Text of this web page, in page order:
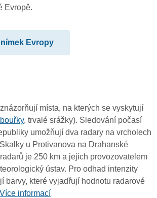
Evropě.
Evropy
místa, na kterých se vyskytují
bouřky, trvalé srážky). Sledování počasí
umožňují dva radary na vrcholech
u Protivanova na Drahanské
je 250 km a jejich provozovatelem
ústav. Pro odhad intenzity
barvy, které vyjadřují hodnotu radarové
Více informací